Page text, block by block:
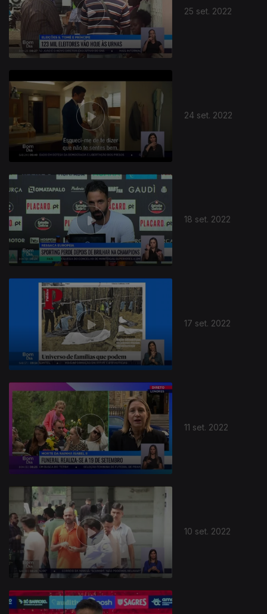
25 set. 2022
24 set. 2022
18 set. 2022
17 set. 2022
11 set. 2022
10 set. 2022